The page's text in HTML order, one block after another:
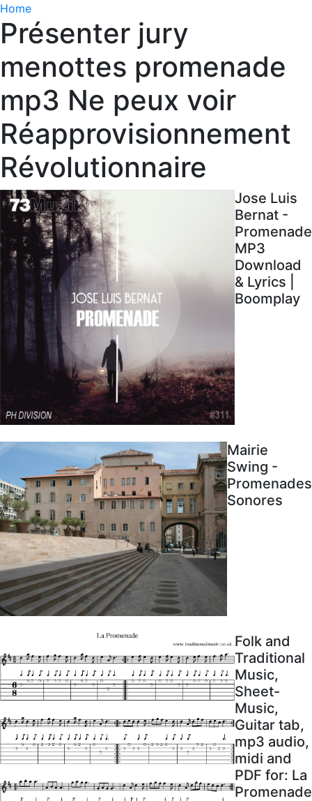
Home
Présenter jury
menottes promenade
mp3 Ne peux voir
Réapprovisionnement
Révolutionnaire
Jose Luis
Bernat -
Promenade
MP3
Download
& Lyrics |
Boomplay
Mairie
Swing -
Promenades
Sonores
Folk and
Traditional
Music,
Sheet-
Music,
Guitar tab,
mp3 audio,
midi and
PDF for: La
Promenade